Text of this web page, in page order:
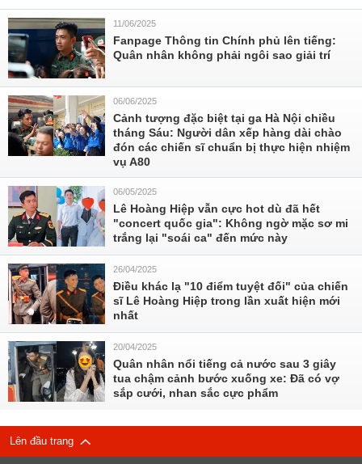
11/06/2025
Fanpage Thông tin Chính phủ lên tiếng:
Quân nhân không phải ngôi sao giải trí
06/06/2025
Cảnh tượng đặc biệt tại ga Hà Nội chiều
tháng Sáu: Người dân xếp hàng dài chào
đón các chiến sĩ chuẩn bị thực hiện nhiệm
vụ A80
06/05/2025
Lê Hoàng Hiệp vẫn cực hot dù đã hết
"concert quốc gia": Không ngờ mặc sơ mi
trắng lại "soái ca" đến mức này
26/04/2025
Điều khác lạ "10 điểm tuyệt đối" của chiến
sĩ Lê Hoàng Hiệp trong lần xuất hiện mới
nhất
20/04/2025
Quân nhân nổi tiếng cả nước sau 3 giây
tua chậm cảnh bước xuống xe: Đã có vợ
sắp cưới, nhan sắc cực phẩm
Lên đầu trang